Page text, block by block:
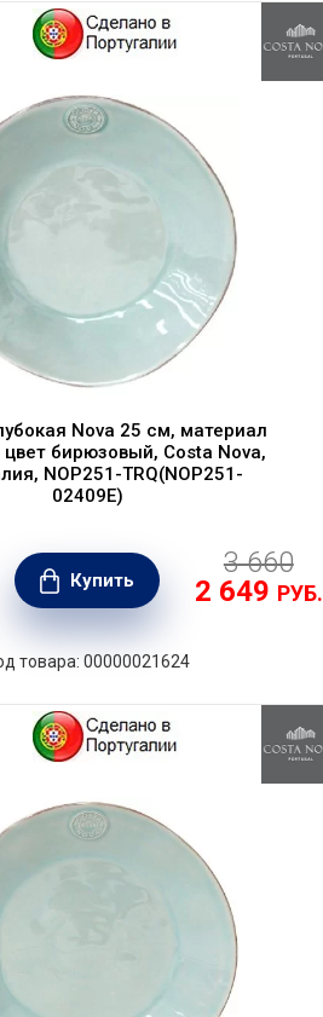
Nova 25 см, материал
бирюзовый, Costa Nova,
NOP251-TRQ(NOP251-
02409E)
Купить
3 660
2 649 РУБ.
товара: 00000021624